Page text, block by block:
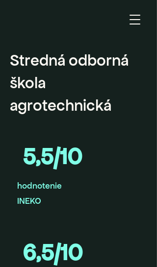
Stredná odborná
škola
agrotechnická
5,5/10
hodnotenie
INEKO
6,5/10